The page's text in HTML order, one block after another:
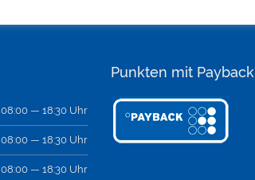
08:00 — 18:30 Uhr
08:00 — 18:30 Uhr
08:00 — 18:30 Uhr
Punkten mit Payback